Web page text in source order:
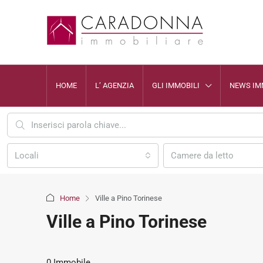
HOME L’ AGENZIA GLI IMMOBILI NEWS
Locali Camere da letto
Home Ville a Pino Torinese
Ville a Pino Torinese